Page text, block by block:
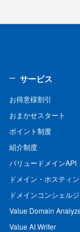
サービス
お得意様割引
おまかせスタート
ポイント制度
紹介制度
バリュードメインAPI
ドメイン・ホスティ
ドメインコンシェルジ
Value Domain
Value AI Writer